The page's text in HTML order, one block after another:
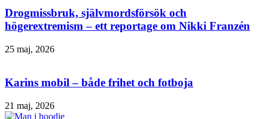
Drogmissbruk, självmordsförsök och
högerextremism – ett reportage om Nikki Franzén
25 maj, 2026
Karins mobil – både frihet och fotboja
21 maj, 2026